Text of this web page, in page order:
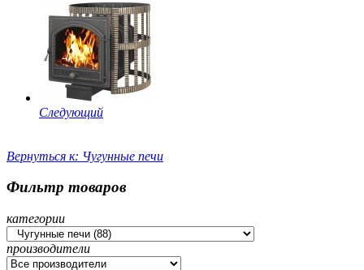
Следующий
Вернуться к: Чугунные печи
Фильтр товаров
категории
производители